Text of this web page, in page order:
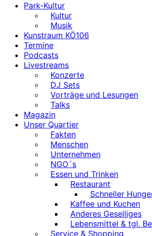
Park-Kultur
Kultur
Musik
Kunstraum KÖ106
Termine
Podcasts
Livestreams
Konzerte
DJ Sets
Vorträge und Lesungen
Talks
Magazin
Unser Quartier
Fakten
Menschen
Unternehmen
NGO´s
Essen und Trinken
Restaurant
Schneller
Kaffee und Kuchen
Anderes Geselliges
Lebensmittel & tgl.
Service & Shopping